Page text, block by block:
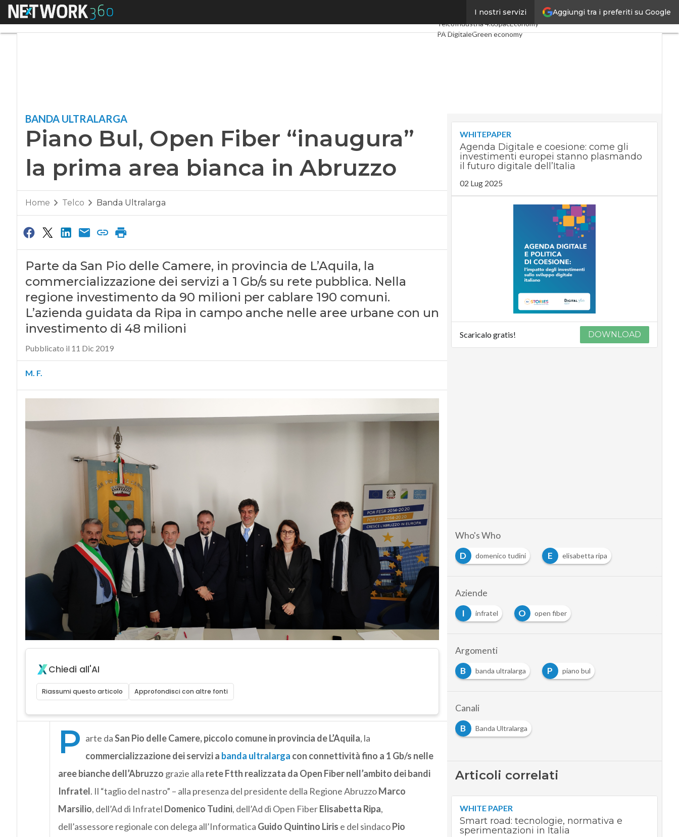
Aggiungi tra i preferiti su Google
I nostri servizi
Menu Ultimi articoli Digital Economy
TelcoIndustria 4.0SpacEconomy
PA DigitaleGreen economy
BANDA ULTRALARGA
Piano Bul, Open Fiber “inaugura”
la prima area bianca in Abruzzo
Home Telco Banda Ultralarga
Parte da San Pio delle Camere, in provincia de L’Aquila, la
commercializzazione dei servizi a 1 Gb/s su rete pubblica. Nella
regione investimento da 90 milioni per cablare 190 comuni.
L’azienda guidata da Ripa in campo anche nelle aree urbane con un
investimento di 48 milioni
Pubblicato il 11 Dic 2019
M. F.
Chiedi all'AI
Riassumi questo articolo Approfondisci con altre fonti
P arte daSan Pio delle Camere, piccolo comune in provincia de L’Aquila, la
commercializzazione dei servizi a banda ultralarga con connettività fino a 1 Gb/s nelle
aree bianche dell’Abruzzo grazie alla rete Ftth realizzata da Open Fiber nell’ambito dei bandi
Infratel. Il “taglio del nastro” – alla presenza del presidente della Regione AbruzzoMarco
Marsilio, dell’Ad di Infratel Domenico Tudini, dell’Ad di Open FiberElisabetta Ripa,
dell’assessore regionale con delega all’Informatica Guido Quintino Liris e del sindacoPio
WHITEPAPER
Agenda Digitale e coesione: come gli
investimenti europei stanno plasmando
il futuro digitale dell’Italia
02 Lug 2025
Scaricalo gratis! DOWNLOAD
Who's Who
D
domenico tudini E elisabetta ripa
Aziende
I
infratel O open fiber
Argomenti
B
banda ultralarga P piano bul
Canali
B
Banda Ultralarga
Articoli correlati
WHITE PAPER
Smart road: tecnologie, normativa e
sperimentazioni in Italia